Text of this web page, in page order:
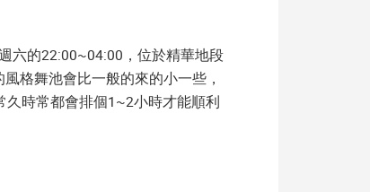
六的22:00~04:00，位於精華地段
格舞池會比一般的來的小一些，
久時常都會排個1~2小時才能順利